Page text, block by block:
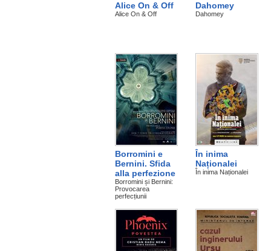
Alice On & Off
Alice On & Off
Dahomey
Dahomey
Borromini e
Bernini. Sfida
alla perfezione
Borromini și Bernini:
Provocarea
perfecțiunii
În inima
Naționalei
În inima Naționalei